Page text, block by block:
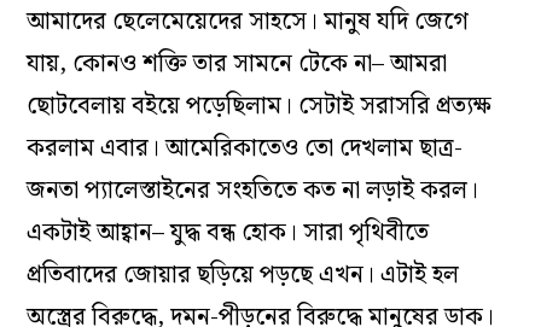
আমাদের ছেলেমেয়েদের সাহসে। মানুষ যদি জেগে
যায়, কোনও শক্তি তার সামনে টেকে না– আমরা
ছোটবেলায় বইয়ে পড়েছিলাম। সেটাই সরাসরি প্রত্যক্ষ
করলাম এবার। আমেরিকাতেও তো দেখলাম ছাত্র-
জনতা প্যালেস্তাইনের সংহতিতে কত না লড়াই করল।
একটাই আহ্বান– যুদ্ধ বন্ধ হোক। সারা পৃথিবীতে
প্রতিবাদের জোয়ার ছড়িয়ে পড়ছে এখন। এটাই হল
অস্ত্রের বিরুদ্ধে, দমন-পীড়নের বিরুদ্ধে মানুষের ডাক।